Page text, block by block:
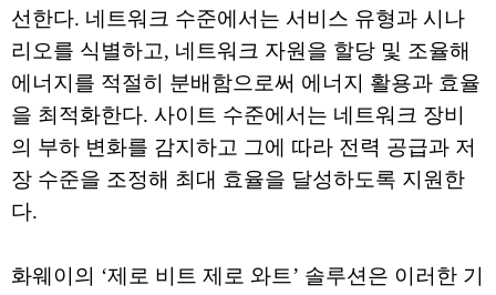
선한다. 네트워크 수준에서는 서비스 유형과 시나
리오를 식별하고, 네트워크 자원을 할당 및 조율해
에너지를 적절히 분배함으로써 에너지 활용과 효율
을 최적화한다. 사이트 수준에서는 네트워크 장비
의 부하 변화를 감지하고 그에 따라 전력 공급과 저
장 수준을 조정해 최대 효율을 달성하도록 지원한
다.
화웨이의 ‘제로 비트 제로 와트’ 솔루션은 이러한 기